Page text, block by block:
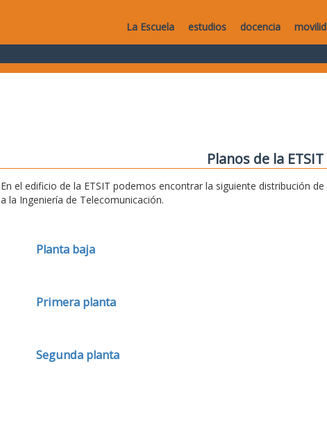
La Escuela estudios docencia
Planos de la ETSIT
En el edificio de la ETSIT podemos encontrar la siguiente distribución
a la Ingeniería de Telecomunicación.
Planta baja
Primera planta
Segunda planta